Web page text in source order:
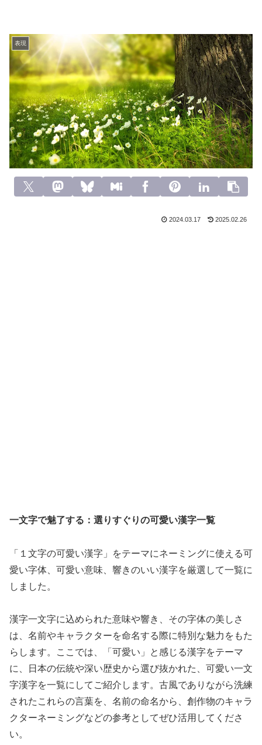
表現
2024.03.17 2025.02.26
一文字で魅了する：選りすぐりの可愛い漢字一覧
「１文字の可愛い漢字」をテーマにネーミングに使える可
愛い字体、可愛い意味、響きのいい漢字を厳選して一覧に
しました。
漢字一文字に込められた意味や響き、その字体の美しさ
は、名前やキャラクターを命名する際に特別な魅力をもた
らします。ここでは、「可愛い」と感じる漢字をテーマ
に、日本の伝統や深い歴史から選び抜かれた、可愛い一文
字漢字を一覧にしてご紹介します。古風でありながら洗練
されたこれらの言葉を、名前の命名から、創作物のキャラ
クターネーミングなどの参考としてぜひ活用してくださ
い。